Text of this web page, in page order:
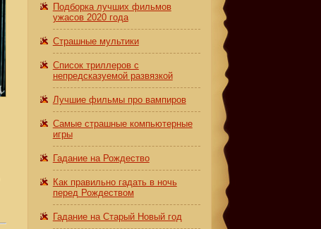
Подборка лучших фильмов
ужасов 2020 года
Страшные мультики
Список триллеров с
непредсказуемой развязкой
Лучшие фильмы про вампиров
Самые страшные компьютерные
игры
Гадание на Рождество
Как правильно гадать в ночь
перед Рождеством
Гадание на Старый Новый год